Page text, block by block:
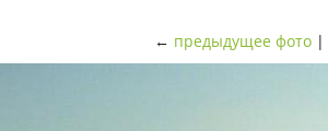
← предыдущее фото|